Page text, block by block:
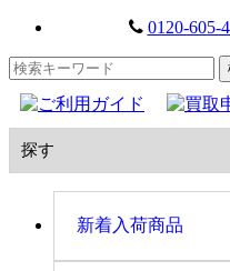
0120-605-
探す
新着入荷商品